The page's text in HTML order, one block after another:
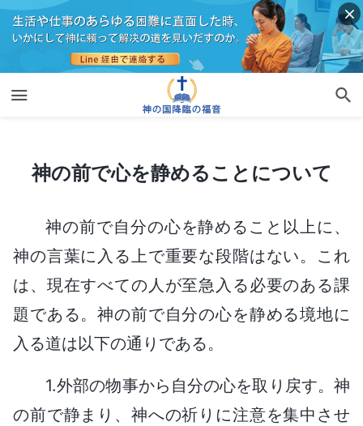
神の前で心を静めることについて
神の前で心を静めることについて
神の前で自分の心を静めること以上に、
神の言葉に入る上で重要な段階はない。これ
は、現在すべての人が至急入る必要のある課
題である。神の前で自分の心を静める境地に
入る道は以下の通りである。
1.外部の物事から自分の心を取り戻す。神
の前で静まり、神への祈りに注意を集中させ